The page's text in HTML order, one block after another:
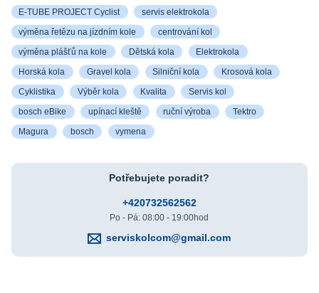
E-TUBE PROJECT Cyclist servis elektrokola
výměna řetězu na jízdním kole centrování kol
výměna plášťů na kole Dětská kola Elektrokola
Horská kola Gravel kola Silniční kola Krosová kola
Cyklistika Výběr kola Kvalita Servis kol
bosch eBike upínací kleště ruční výroba Tektro
Magura bosch vymena
Potřebujete poradit?
+420732562562
Po - Pá: 08:00 - 19:00hod
serviskolcom@gmail.com